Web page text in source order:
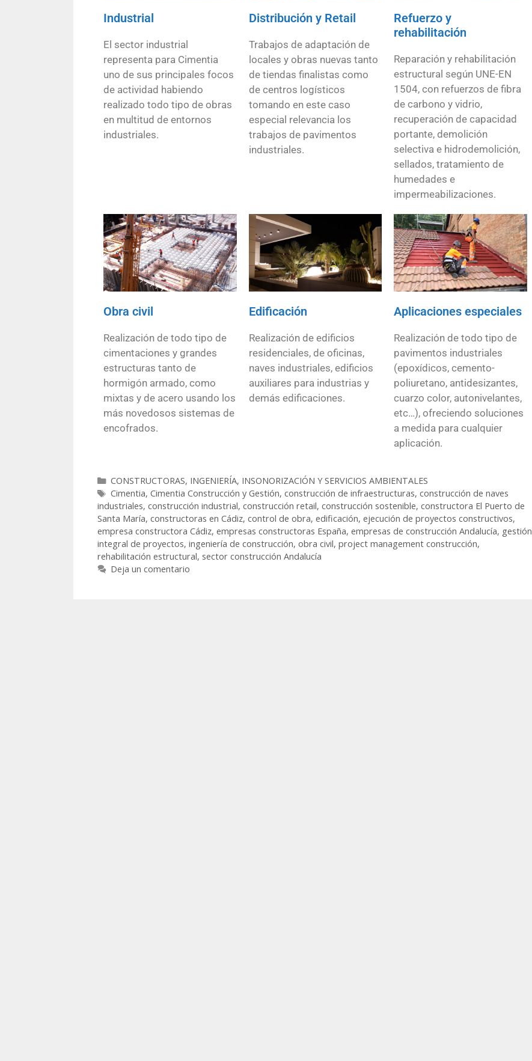
Industrial
El sector industrial
representa para Cimentia
uno de sus principales focos
de actividad habiendo
realizado todo tipo de obras
en multitud de entornos
industriales.
Distribución y Retail
Trabajos de adaptación de
locales y obras nuevas tanto
de tiendas finalistas como
de centros logísticos
tomando en este caso
especial relevancia los
trabajos de pavimentos
industriales.
Refuerzo y
rehabilitación
Reparación y rehabilitación
estructural según UNE-EN
1504, con refuerzos de fibra
de carbono y vidrio,
recuperación de capacidad
portante, demolición
selectiva e hidrodemolición,
sellados, tratamiento de
humedades e
impermeabilizaciones.
Obra civil
Realización de todo tipo de
cimentaciones y grandes
estructuras tanto de
hormigón armado, como
mixtas y de acero usando los
más novedosos sistemas de
encofrados.
Edificación
Realización de edificios
residenciales, de oficinas,
naves industriales, edificios
auxiliares para industrias y
demás edificaciones.
Aplicaciones especiales
Realización de todo tipo de
pavimentos industriales
(epoxídicos, cemento-
poliuretano, antidesizantes,
cuarzo color, autonivelantes,
etc…), ofreciendo soluciones
a medida para cualquier
aplicación.
CONSTRUCTORAS, INGENIERÍA, INSONORIZACIÓN Y SERVICIOS AMBIENTALES
Cimentia, Cimentia Construcción y Gestión, construcción de infraestructuras, construcción de naves
industriales, construcción industrial, construcción retail, construcción sostenible, constructora El Puerto de
Santa María, constructoras en Cádiz, control de obra, edificación, ejecución de proyectos constructivos,
empresa constructora Cádiz, empresas constructoras España, empresas de construcción Andalucía, gestión
integral de proyectos, ingeniería de construcción, obra civil, project management construcción,
rehabilitación estructural, sector construcción Andalucía
Deja un comentario